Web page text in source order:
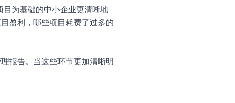
为基础的中小企业更清晰地
盈利，哪些项目耗费了过多的
报告。当这些环节更加清晰明